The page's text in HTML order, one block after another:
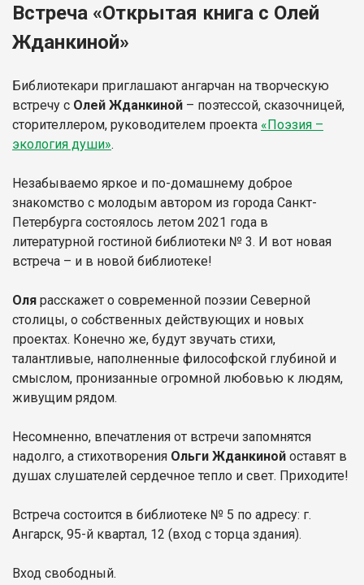
Встреча «Открытая книга с Олей
Жданкиной»
Библиотекари приглашают ангарчан на творческую
встречу с Олей Жданкиной – поэтессой, сказочницей,
сторителлером, руководителем проекта «Поэзия –
экология души».
Незабываемо яркое и по-домашнему доброе
знакомство с молодым автором из города Санкт-
Петербурга состоялось летом 2021 года в
литературной гостиной библиотеки № 3. И вот новая
встреча – и в новой библиотеке!
Оля расскажет о современной поэзии Северной
столицы, о собственных действующих и новых
проектах. Конечно же, будут звучать стихи,
талантливые, наполненные философской глубиной и
смыслом, пронизанные огромной любовью к людям,
живущим рядом.
Несомненно, впечатления от встречи запомнятся
надолго, а стихотворения Ольги Жданкиной оставят в
душах слушателей сердечное тепло и свет. Приходите!
Встреча состоится в библиотеке № 5 по адресу: г.
Ангарск, 95-й квартал, 12 (вход с торца здания).
Вход свободный.